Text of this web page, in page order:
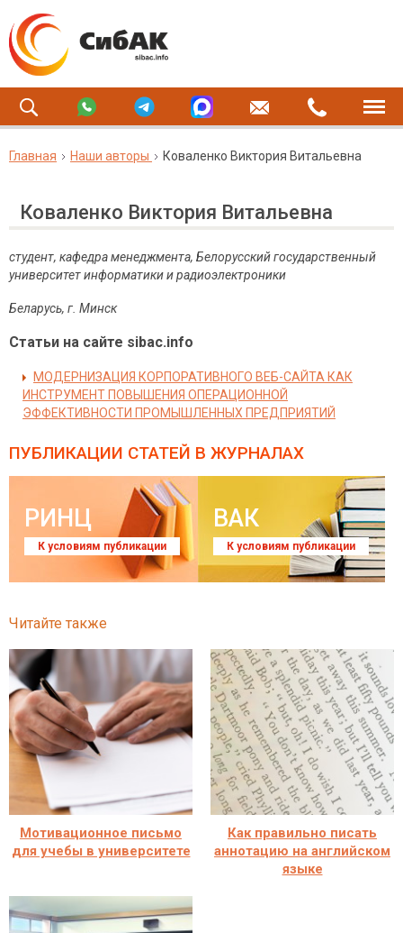
Главная Наши авторы Коваленко Виктория Витальевна
Коваленко Виктория Витальевна
студент, кафедра менеджмента, Белорусский государственный
университет информатики и радиоэлектроники
Беларусь, г. Минск
Статьи на сайте sibac.info
МОДЕРНИЗАЦИЯ КОРПОРАТИВНОГО ВЕБ-САЙТА КАК
ИНСТРУМЕНТ ПОВЫШЕНИЯ ОПЕРАЦИОННОЙ
ЭФФЕКТИВНОСТИ ПРОМЫШЛЕННЫХ ПРЕДПРИЯТИЙ
ПУБЛИКАЦИИ СТАТЕЙ В ЖУРНАЛАХ
РИНЦ
К условиям публикации
ВАК
К условиям публикации
Читайте также
Мотивационное письмо
для учебы в университете
Как правильно писать
аннотацию на английском
языке